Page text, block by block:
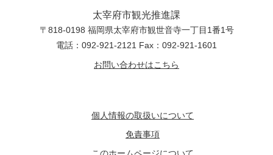
太宰府市観光推進課
〒818-0198 福岡県太宰府市観世音寺一丁目1番1号
電話：092-921-2121 Fax：092-921-1601
お問い合わせはこちら
個人情報の取扱いについて
免責事項